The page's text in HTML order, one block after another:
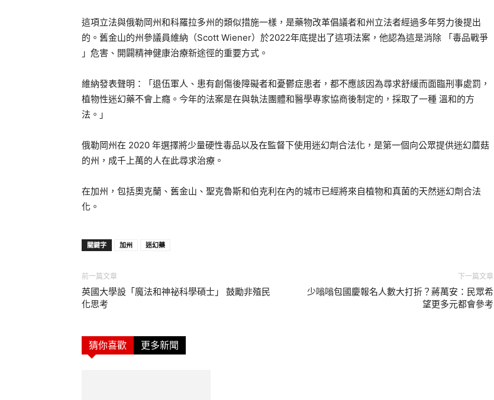
這項立法與俄勒岡州和科羅拉多州的類似措施一樣，是藥物改革倡議者和州立法者經過多年努力後提出
的。舊金山的州參議員維納（Scott Wiener）於2022年底提出了這項法案，他認為這是消除 「毒品戰爭
」危害、開闢精神健康治療新途徑的重要方式。
維納發表聲明：「退伍軍人、患有創傷後障礙者和憂鬱症患者，都不應該因為尋求舒緩而面臨刑事處罰，
植物性迷幻藥不會上癮。今年的法案是在與執法團體和醫學專家協商後制定的，採取了一種 溫和的方
法。」
俄勒岡州在 2020 年選擇將少量硬性毒品以及在監督下使用迷幻劑合法化，是第一個向公眾提供迷幻蘑菇
的州，成千上萬的人在此尋求治療。
在加州，包括奧克蘭、舊金山、聖克魯斯和伯克利在內的城市已經將來自植物和真菌的天然迷幻劑合法
化。
關鍵字 加州 迷幻藥
前一篇文章
英國大學設「魔法和神祕科學碩士」 鼓勵非殖民
化思考
下一篇文章
少嗡嗡包國慶報名人數大打折？蔣萬安：民眾希
望更多元都會參考
猜你喜歡 更多新聞